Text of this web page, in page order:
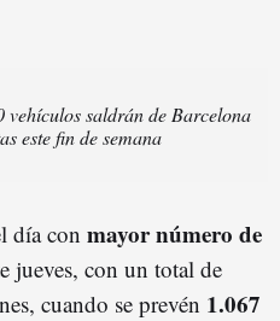
vehículos saldrán de Barcelona
este fin de semana
día con mayor número de
jueves, con un total de
cuando se prevén 1.067